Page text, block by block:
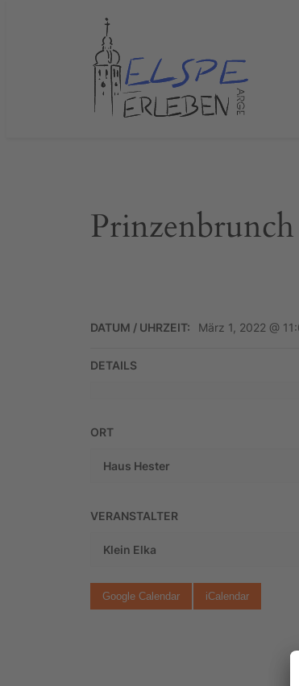
DATUM / UHRZEIT: März 1, 2022 @
DETAILS
ORT
Haus Hester
VERANSTALTER
Klein Elka
Google Calendar iCalendar